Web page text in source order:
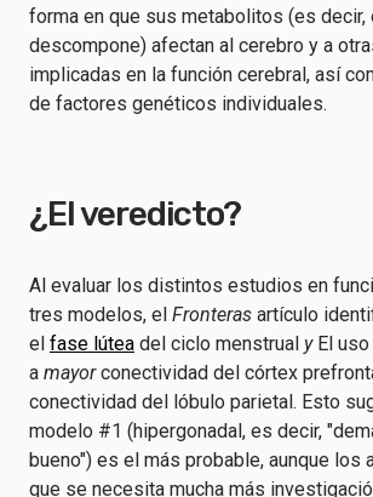
forma en que sus metabolitos (es decir,
descompone) afectan al cerebro y a
implicadas en la función cerebral, así
de factores genéticos individuales.
¿El veredicto?
Al evaluar los distintos estudios en
tres modelos, el Fronteras artículo
el fase lútea del ciclo menstrual yEl uso
a mayorconectividad del córtex
conectividad del lóbulo parietal. Esto
modelo #1 (hipergonadal, es decir,
bueno") es el más probable, aunque los
que se necesita mucha más